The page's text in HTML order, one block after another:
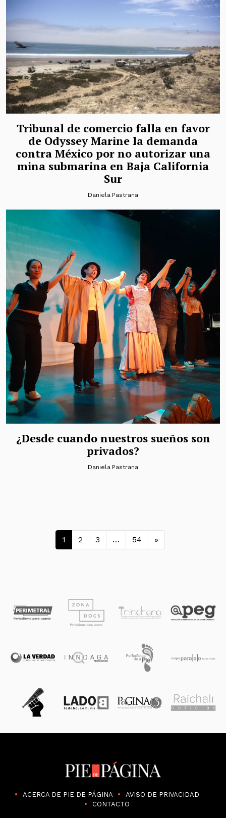
Tribunal de comercio falla en favor
de Odyssey Marine la demanda
contra México por no autorizar una
mina submarina en Baja California
Sur
Daniela Pastrana
¿Desde cuando nuestros sueños son
privados?
Daniela Pastrana
Navegación de entradas
1 2 3 … 54 »
ACERCA DE PIE DE PÁGINA
AVISO DE PRIVACIDAD
CONTACTO